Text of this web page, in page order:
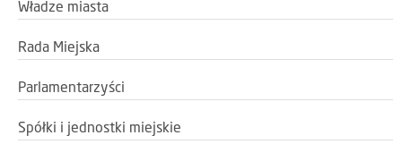
Władze miasta
Rada Miejska
Parlamentarzyści
Spółki i jednostki miejskie